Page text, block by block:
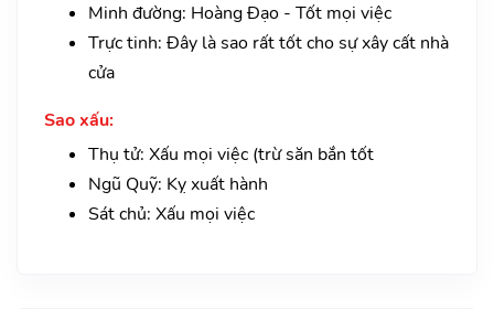
Minh đường: Hoàng Đạo - Tốt mọi việc
Trực tinh: Đây là sao rất tốt cho sự xây cất nhà
cửa
Sao xấu:
Thụ tử: Xấu mọi việc (trừ săn bắn tốt
Ngũ Quỹ: Kỵ xuất hành
Sát chủ: Xấu mọi việc